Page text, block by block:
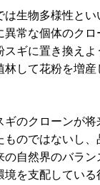
生物多様性とい
異常な個体のク
スギに置き換え
林して花粉を増
のクローンが将
ものではないし
の自然界のバラン
境を支配してい